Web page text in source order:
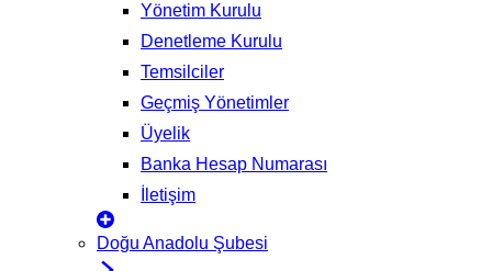
Yönetim Kurulu
Denetleme Kurulu
Temsilciler
Geçmiş Yönetimler
Üyelik
Banka Hesap Numarası
İletişim
Doğu Anadolu Şubesi